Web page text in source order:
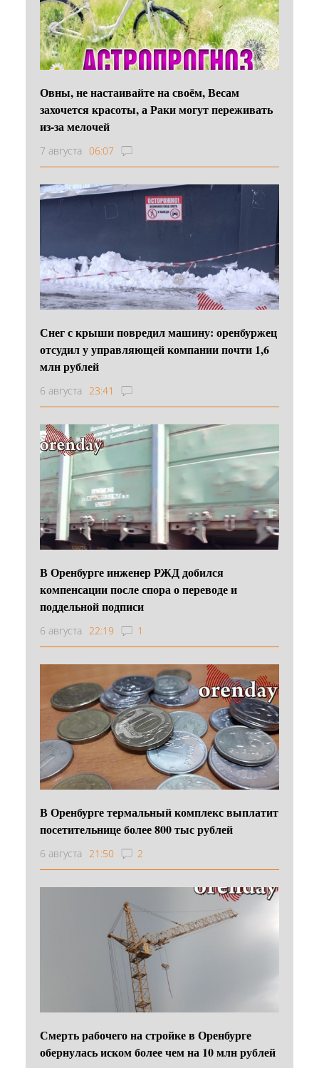
Овны, не настаивайте на своём, Весам
захочется красоты, а Раки могут переживать
из-за мелочей
7 августа 06:07
Снег с крыши повредил машину: оренбуржец
отсудил у управляющей компании почти 1,6
млн рублей
6 августа 23:41
В Оренбурге инженер РЖД добился
компенсации после спора о переводе и
поддельной подписи
6 августа 22:19 1
В Оренбурге термальный комплекс выплатит
посетительнице более 800 тыс рублей
6 августа 21:50 2
Смерть рабочего на стройке в Оренбурге
обернулась иском более чем на 10 млн рублей